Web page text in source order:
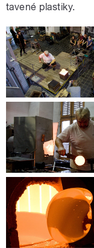
tavené plastiky.